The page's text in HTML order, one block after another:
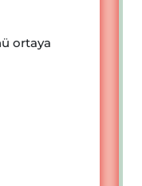
ortaya